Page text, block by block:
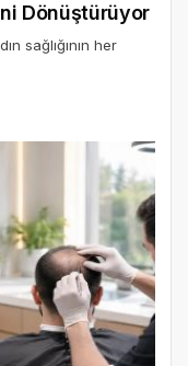
Dönüştürüyor
sağlığının her